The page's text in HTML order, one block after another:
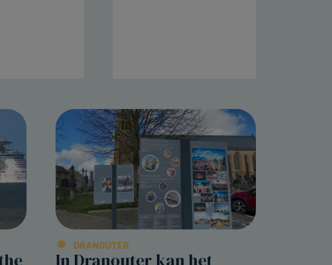
DRANOUTER
In Dranouter kan het